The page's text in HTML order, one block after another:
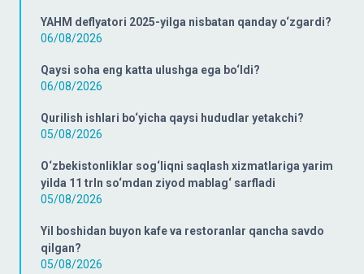
YAHM deflyatori 2025-yilga nisbatan qanday o‘zgardi?
06/08/2026
Qaysi soha eng katta ulushga ega bo‘ldi?
06/08/2026
Qurilish ishlari bo‘yicha qaysi hududlar yetakchi?
05/08/2026
O‘zbekistonliklar sog‘liqni saqlash xizmatlariga yarim
yilda 11 trln so‘mdan ziyod mablag‘ sarfladi
05/08/2026
Yil boshidan buyon kafe va restoranlar qancha savdo
qilgan?
05/08/2026